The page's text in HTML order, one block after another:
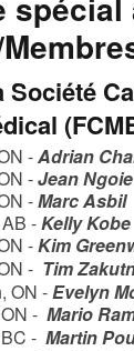
Société
-Adrian
-Jean Ngoie
-Marc Asbil
-Kelly Kobe
-Kim
- Tim
ON -Evelyn
- Mario
- Martin